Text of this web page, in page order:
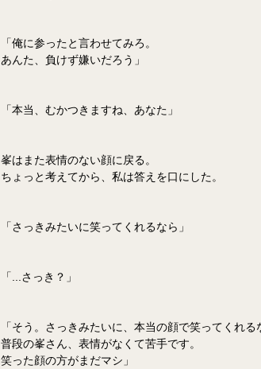
「俺に参ったと言わせてみろ。
あんた、負けず嫌いだろう」
「本当、むかつきますね、あなた」
峯はまた表情のない顔に戻る。
ちょっと考えてから、私は答えを口にした。
「さっきみたいに笑ってくれるなら」
「...さっき？」
「そう。さっきみたいに、本当の顔で笑ってくれる
普段の峯さん、表情がなくて苦手です。
笑った顔の方がまだマシ」